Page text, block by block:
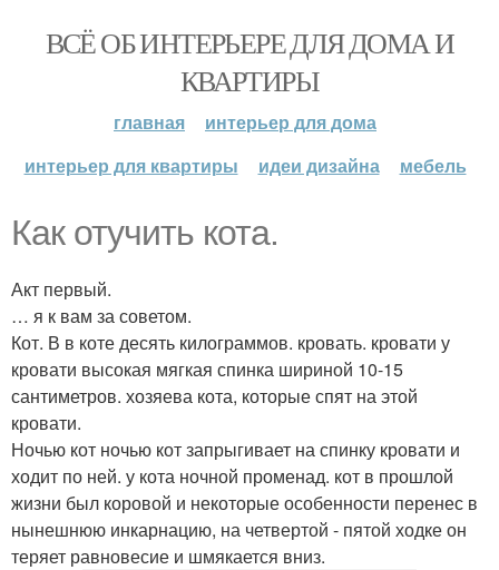
ВСЁ ОБ ИНТЕРЬЕРЕ ДЛЯ ДОМА И
КВАРТИРЫ
главная
интерьер для дома
интерьер для квартиры
идеи дизайна мебель
Как отучить кота.
Акт первый.
… я к вам за советом.
Кот. В в коте десять килограммов. кровать. кровати у
кровати высокая мягкая спинка шириной 10-15
сантиметров. хозяева кота, которые спят на этой
кровати.
Ночью кот ночью кот запрыгивает на спинку кровати и
ходит по ней. у кота ночной променад. кот в прошлой
жизни был коровой и некоторые особенности перенес в
нынешнюю инкарнацию, на четвертой - пятой ходке он
теряет равновесие и шмякается вниз.